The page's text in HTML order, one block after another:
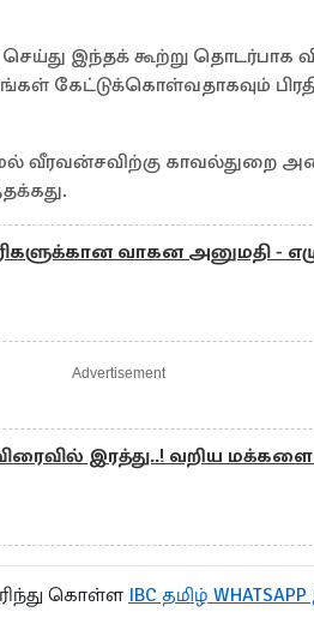
இந்தக் கூற்று தொடர்பாக
கேட்டுக்கொள்வதாகவும்
வீரவன்சவிற்கு காவல்துறை
வாகன அனுமதி -
Advertisement
இரத்து..! வறிய மக்களை
கொள்ள IBC தமிழ்